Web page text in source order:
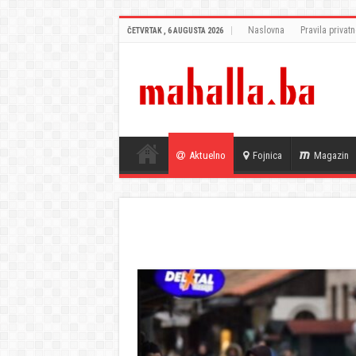
ČETVRTAK , 6 AUGUSTA 2026 Naslovna Pravila
Aktuelno Fojnica Magazin